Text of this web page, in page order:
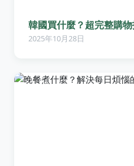
韓國買什麼？超完整購
2025年10月28日